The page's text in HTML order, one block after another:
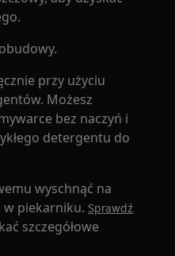
przy użyciu
Możesz
bez naczyń i
detergentu do
wyschnąć na
w piekarniku.Sprawdź
szczegółowe